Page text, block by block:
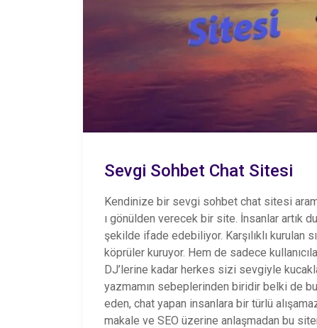
Sevgi Sohbet Chat Sitesi
Kendinize bir sevgi sohbet chat sitesi
ı gönülden verecek bir site. İnsanlar artık
şekilde ifade edebiliyor. Karşılıklı
köprüler kuruyor. Hem de sadece
DJ’lerine kadar herkes sizi sevgiyle
yazmamın sebeplerinden biridir belki de
eden, chat yapan insanlara bir türlü
makale ve SEO üzerine anlaşmadan bu